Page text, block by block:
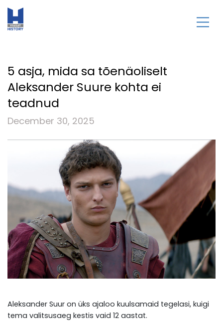
5 asja, mida sa tõenäoliselt
Aleksander Suure kohta ei
teadnud
December 30, 2025
Aleksander Suur on üks ajaloo kuulsamaid tegelasi, kuigi
tema valitsusaeg kestis vaid 12 aastat.